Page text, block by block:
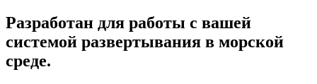
Разработан для работы с вашей
системой развертывания в морской
среде.